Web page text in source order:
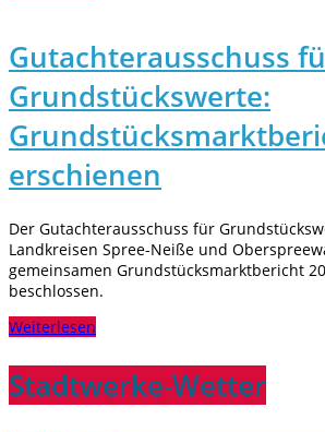
Gutachterausschuss
Grundstückswerte:
erschienen
Der Gutachterausschuss für
Landkreisen Spree-Neiße und
gemeinsamen Grundstücksmarktbericht
beschlossen.
Weiterlesen
Stadtwerke-Wetter